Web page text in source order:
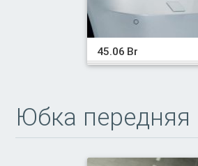
45.06 Br
Юбка передняя